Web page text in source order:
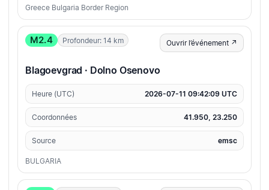
Greece Bulgaria Border Region
M2.4 Profondeur: 14 km Ouvrir l’événement ↗
Blagoevgrad · Dolno Osenovo
Heure (UTC) 2026-07-11 09:42:09 UTC
Coordonnées 41.950, 23.250
Source emsc
BULGARIA